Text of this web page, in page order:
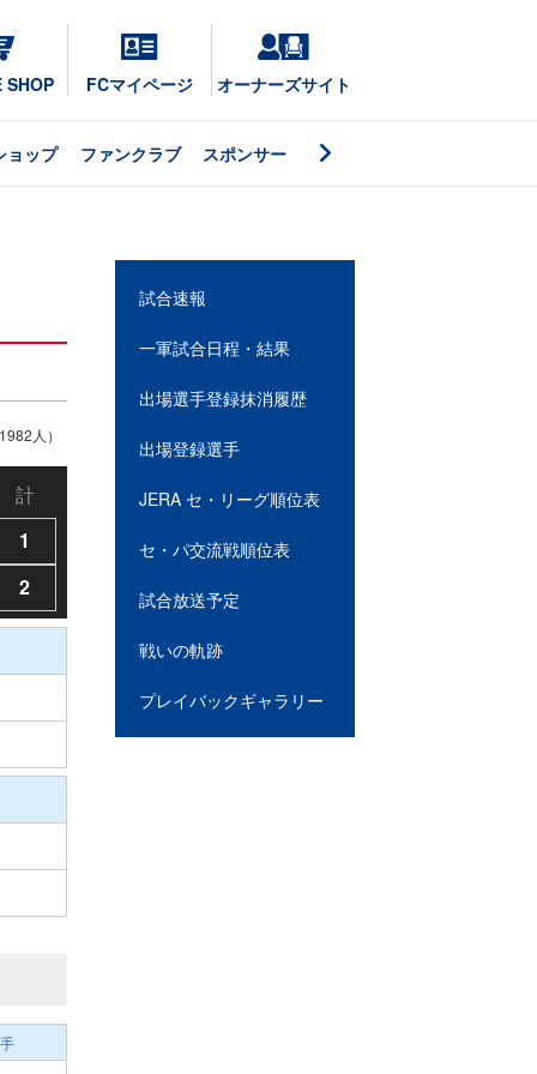
SHOP FCマイページ オーナーズサイト
ョップ ファンクラブ スポンサー
人）
計
1
2
試合速報
一軍試合日程・結果
出場選手登録抹消履歴
出場登録選手
JERA セ・リーグ順位表
セ・パ交流戦順位表
試合放送予定
戦いの軌跡
プレイバックギャラリー